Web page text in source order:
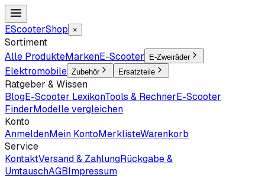
EScooterShop ×
Sortiment
Alle ProdukteMarkenE-Scooter E-Zweiräder
Elektromobile Zubehör Ersatzteile
Ratgeber & Wissen
BlogE-Scooter LexikonTools & RechnerE-Scooter
FinderModelle vergleichen
Konto
AnmeldenMein KontoMerklisteWarenkorb
Service
KontaktVersand & ZahlungRückgabe &
UmtauschAGBImpressum